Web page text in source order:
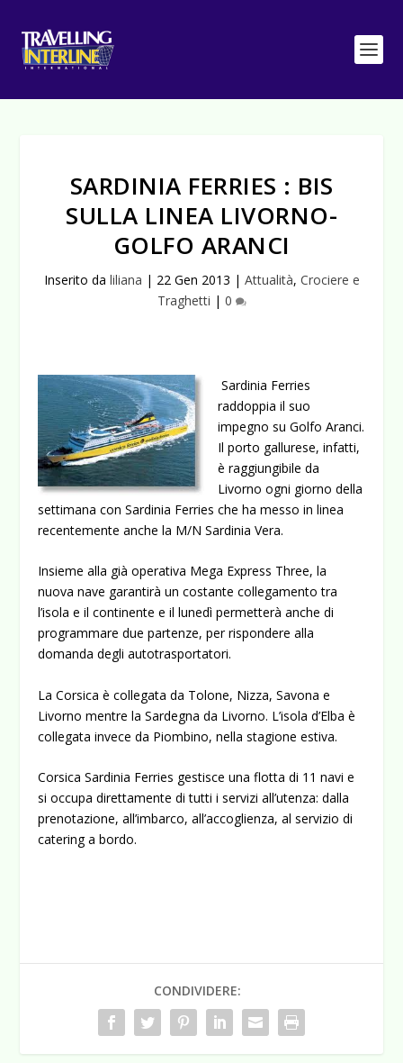
SARDINIA FERRIES : BIS
SULLA LINEA LIVORNO-
GOLFO ARANCI
Inserito da liliana | 22 Gen 2013 | Attualità, Crociere e
Traghetti | 0
Sardinia Ferries
raddoppia il suo
impegno su Golfo Aranci.
Il porto gallurese, infatti,
è raggiungibile da
Livorno ogni giorno della
settimana con Sardinia Ferries che ha messo in linea
recentemente anche la M/N Sardinia Vera.
Insieme alla già operativa Mega Express Three, la
nuova nave garantirà un costante collegamento tra
l’isola e il continente e il lunedì permetterà anche di
programmare due partenze, per rispondere alla
domanda degli autotrasportatori.
La Corsica è collegata da Tolone, Nizza, Savona e
Livorno mentre la Sardegna da Livorno. L’isola d’Elba è
collegata invece da Piombino, nella stagione estiva.
Corsica Sardinia Ferries gestisce una flotta di 11 navi e
si occupa direttamente di tutti i servizi all’utenza: dalla
prenotazione, all’imbarco, all’accoglienza, al servizio di
catering a bordo.
CONDIVIDERE: